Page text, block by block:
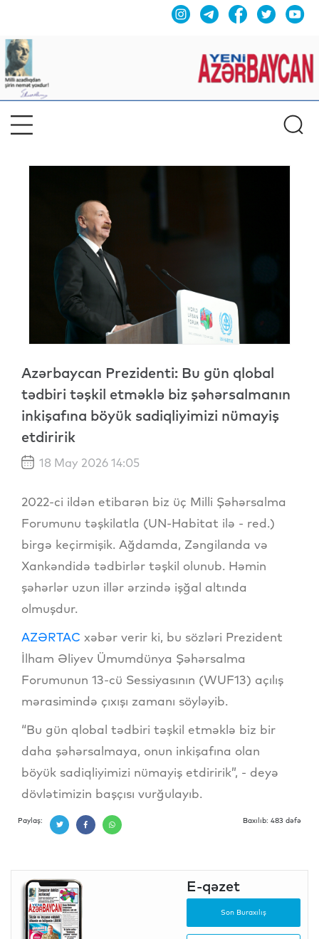
Azərbaycan Prezidenti: Bu gün qlobal
tədbiri təşkil etməklə biz şəhərsalmanın
inkişafına böyük sadiqliyimizi nümayiş
etdiririk
18 May 2026 14:05
2022-ci ildən etibarən biz üç Milli Şəhərsalma
Forumunu təşkilatla (UN-Habitat ilə - red.)
birgə keçirmişik. Ağdamda, Zəngilanda və
Xankəndidə tədbirlər təşkil olunub. Həmin
şəhərlər uzun illər ərzində işğal altında
olmuşdur.
AZƏRTAC xəbər verir ki, bu sözləri Prezident
İlham Əliyev Ümumdünya Şəhərsalma
Forumunun 13-cü Sessiyasının (WUF13) açılış
mərasimində çıxışı zamanı söyləyib.
“Bu gün qlobal tədbiri təşkil etməklə biz bir
daha şəhərsalmaya, onun inkişafına olan
böyük sadiqliyimizi nümayiş etdiririk”, - deyə
dövlətimizin başçısı vurğulayıb.
Paylaş: Baxılıb: 483 dəfə
E-qəzet
Son Buraxılış